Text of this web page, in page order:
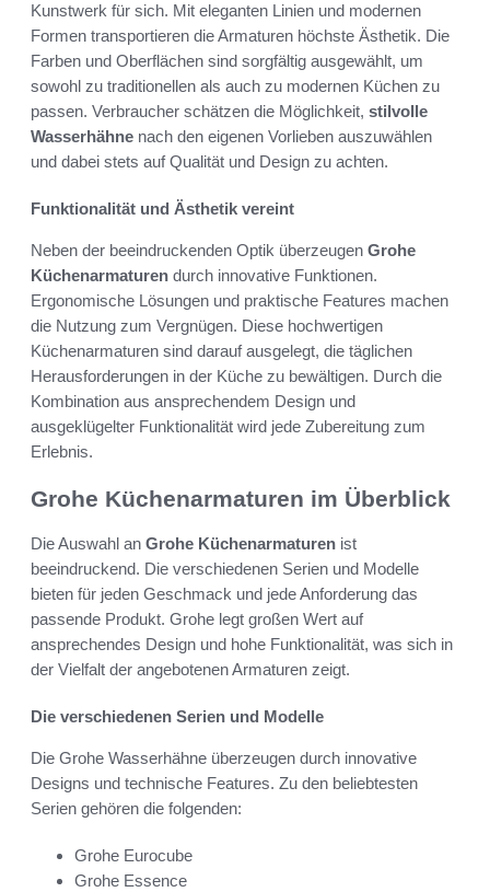
Kunstwerk für sich. Mit eleganten Linien und modernen
Formen transportieren die Armaturen höchste Ästhetik. Die
Farben und Oberflächen sind sorgfältig ausgewählt, um
sowohl zu traditionellen als auch zu modernen Küchen zu
passen. Verbraucher schätzen die Möglichkeit, stilvolle
Wasserhähne nach den eigenen Vorlieben auszuwählen
und dabei stets auf Qualität und Design zu achten.
Funktionalität und Ästhetik vereint
Neben der beeindruckenden Optik überzeugen Grohe
Küchenarmaturen durch innovative Funktionen.
Ergonomische Lösungen und praktische Features machen
die Nutzung zum Vergnügen. Diese hochwertigen
Küchenarmaturen sind darauf ausgelegt, die täglichen
Herausforderungen in der Küche zu bewältigen. Durch die
Kombination aus ansprechendem Design und
ausgeklügelter Funktionalität wird jede Zubereitung zum
Erlebnis.
Grohe Küchenarmaturen im Überblick
Die Auswahl an Grohe Küchenarmaturen ist
beeindruckend. Die verschiedenen Serien und Modelle
bieten für jeden Geschmack und jede Anforderung das
passende Produkt. Grohe legt großen Wert auf
ansprechendes Design und hohe Funktionalität, was sich in
der Vielfalt der angebotenen Armaturen zeigt.
Die verschiedenen Serien und Modelle
Die Grohe Wasserhähne überzeugen durch innovative
Designs und technische Features. Zu den beliebtesten
Serien gehören die folgenden:
Grohe Eurocube
Grohe Essence